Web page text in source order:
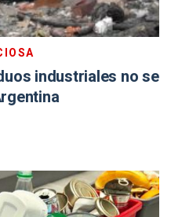
industriales no se